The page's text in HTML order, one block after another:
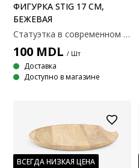
ФИГУРКА STIG 17 СМ,
БЕЖЕВАЯ
Статуэтка в современном абстрактном стиле, изображающая задумчивую позу. Бежевая полирезиновая матрица с текстурированной поверхностью добавит вашему интерьеру простой, но выразительный элемент. 10x7x17 см
100 MDL / Шт
Доставка
Доступно в магазине
ВСЕГДА НИЗКАЯ ЦЕНА